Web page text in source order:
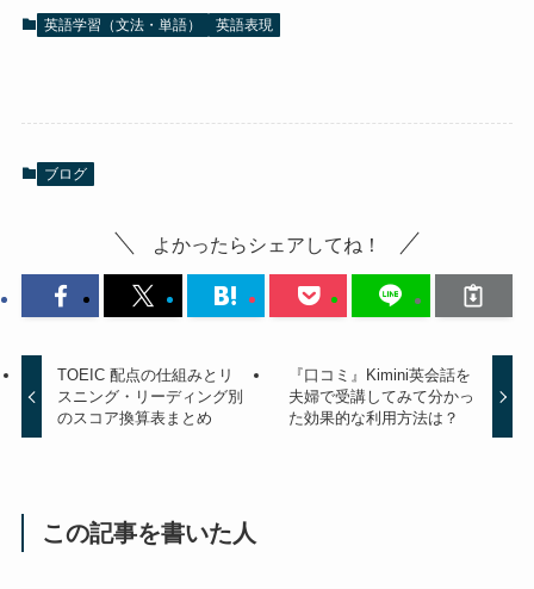
英語学習（文法・単語） 英語表現
ブログ
よかったらシェアしてね！
TOEIC 配点の仕組みとリ
スニング・リーディング別
のスコア換算表まとめ
『口コミ』Kimini英会話を
夫婦で受講してみて分かっ
た効果的な利用方法は？
この記事を書いた人